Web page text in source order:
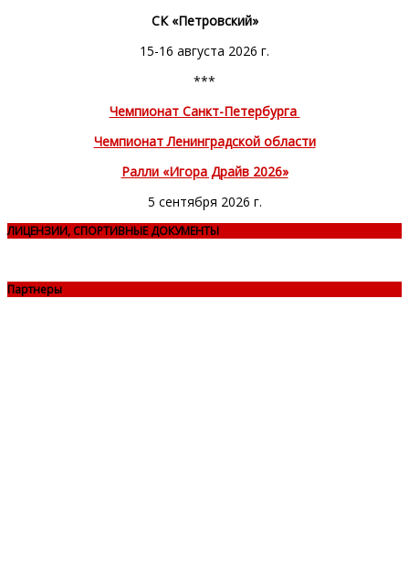
СК «Петровский»
15-16 августа 2026 г.
***
Чемпионат Санкт-Петербурга
Чемпионат Ленинградской области
Ралли «Игора Драйв 2026»
5 сентября 2026 г.
ЛИЦЕНЗИИ, СПОРТИВНЫЕ ДОКУМЕНТЫ
Партнеры